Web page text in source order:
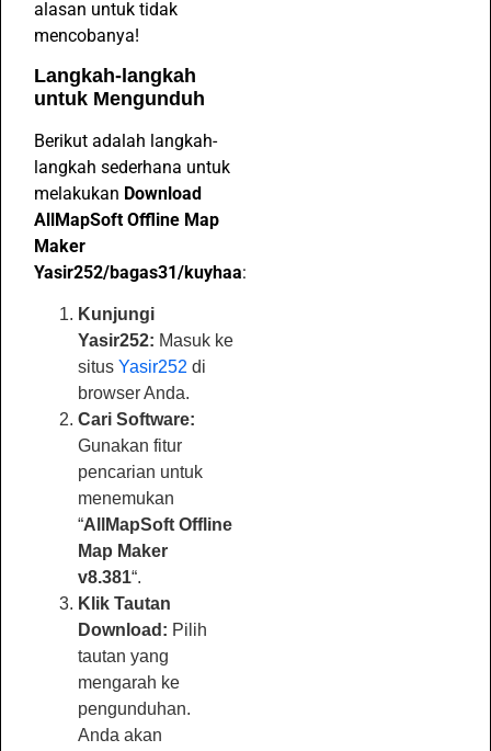
alasan untuk tidak
mencobanya!
Langkah-langkah
untuk Mengunduh
Berikut adalah langkah-
langkah sederhana untuk
melakukan Download
AllMapSoft Offline Map
Maker
Yasir252/bagas31/kuyhaa:
Kunjungi
Yasir252: Masuk ke
situs Yasir252 di
browser Anda.
Cari Software:
Gunakan fitur
pencarian untuk
menemukan
“AllMapSoft Offline
Map Maker
v8.381“.
Klik Tautan
Download: Pilih
tautan yang
mengarah ke
pengunduhan.
Anda akan